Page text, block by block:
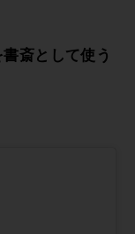
斎として使う